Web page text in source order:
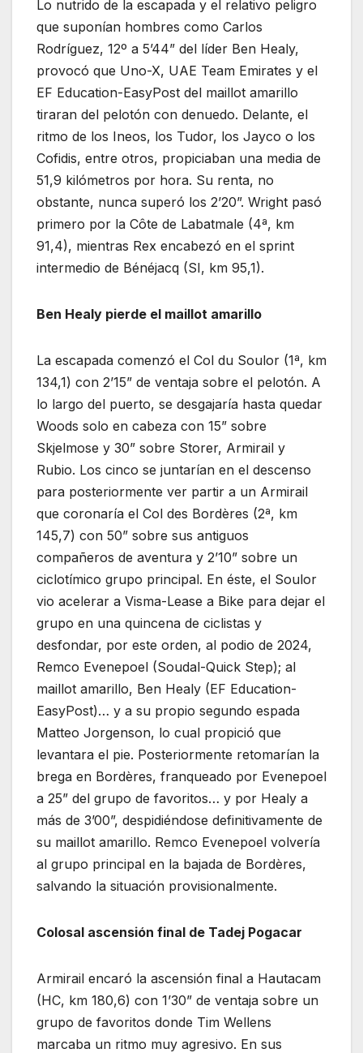
Lo nutrido de la escapada y el relativo peligro
que suponían hombres como Carlos
Rodríguez, 12º a 5’44” del líder Ben Healy,
provocó que Uno-X, UAE Team Emirates y el
EF Education-EasyPost del maillot amarillo
tiraran del pelotón con denuedo. Delante, el
ritmo de los Ineos, los Tudor, los Jayco o los
Cofidis, entre otros, propiciaban una media de
51,9 kilómetros por hora. Su renta, no
obstante, nunca superó los 2’20”. Wright pasó
primero por la Côte de Labatmale (4ª, km
91,4), mientras Rex encabezó en el sprint
intermedio de Bénéjacq (SI, km 95,1).
Ben Healy pierde el maillot amarillo
La escapada comenzó el Col du Soulor (1ª, km
134,1) con 2’15” de ventaja sobre el pelotón. A
lo largo del puerto, se desgajaría hasta quedar
Woods solo en cabeza con 15” sobre
Skjelmose y 30” sobre Storer, Armirail y
Rubio. Los cinco se juntarían en el descenso
para posteriormente ver partir a un Armirail
que coronaría el Col des Bordères (2ª, km
145,7) con 50” sobre sus antiguos
compañeros de aventura y 2’10” sobre un
ciclotímico grupo principal. En éste, el Soulor
vio acelerar a Visma-Lease a Bike para dejar el
grupo en una quincena de ciclistas y
desfondar, por este orden, al podio de 2024,
Remco Evenepoel (Soudal-Quick Step); al
maillot amarillo, Ben Healy (EF Education-
EasyPost)… y a su propio segundo espada
Matteo Jorgenson, lo cual propició que
levantara el pie. Posteriormente retomarían la
brega en Bordères, franqueado por Evenepoel
a 25” del grupo de favoritos… y por Healy a
más de 3’00”, despidiéndose definitivamente de
su maillot amarillo. Remco Evenepoel volvería
al grupo principal en la bajada de Bordères,
salvando la situación provisionalmente.
Colosal ascensión final de Tadej Pogacar
Armirail encaró la ascensión final a Hautacam
(HC, km 180,6) con 1’30” de ventaja sobre un
grupo de favoritos donde Tim Wellens
marcaba un ritmo muy agresivo. En sus